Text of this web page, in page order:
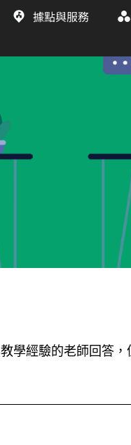
據點與服務
學經驗的老師回答，